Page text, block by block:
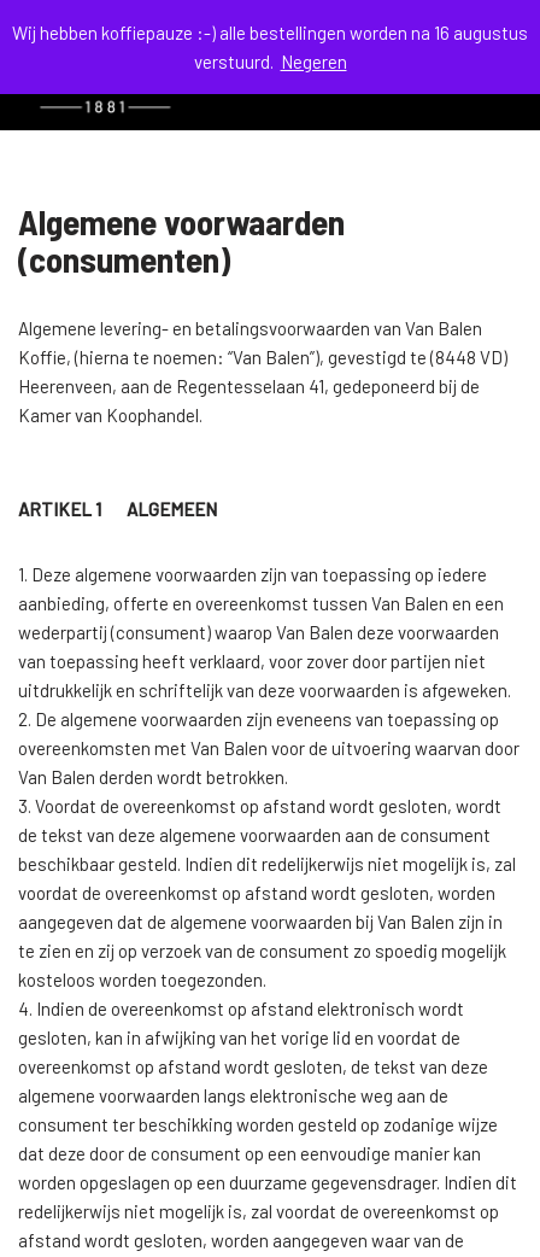
Wij hebben koffiepauze :-) alle bestellingen worden na 16 augustus
verstuurd. Negeren
naar
Algemene voorwaarden
(consumenten)
Algemene levering- en betalingsvoorwaarden van Van Balen
Koffie, (hierna te noemen: “Van Balen”), gevestigd te (8448 VD)
Heerenveen, aan de Regentesselaan 41, gedeponeerd bij de
Kamer van Koophandel.
ARTIKEL 1 ALGEMEEN
1. Deze algemene voorwaarden zijn van toepassing op iedere
aanbieding, offerte en overeenkomst tussen Van Balen en een
wederpartij (consument) waarop Van Balen deze voorwaarden
van toepassing heeft verklaard, voor zover door partijen niet
uitdrukkelijk en schriftelijk van deze voorwaarden is afgeweken.
2. De algemene voorwaarden zijn eveneens van toepassing op
overeenkomsten met Van Balen voor de uitvoering waarvan door
Van Balen derden wordt betrokken.
3. Voordat de overeenkomst op afstand wordt gesloten, wordt
de tekst van deze algemene voorwaarden aan de consument
beschikbaar gesteld. Indien dit redelijkerwijs niet mogelijk is, zal
voordat de overeenkomst op afstand wordt gesloten, worden
aangegeven dat de algemene voorwaarden bij Van Balen zijn in
te zien en zij op verzoek van de consument zo spoedig mogelijk
kosteloos worden toegezonden.
4. Indien de overeenkomst op afstand elektronisch wordt
gesloten, kan in afwijking van het vorige lid en voordat de
overeenkomst op afstand wordt gesloten, de tekst van deze
algemene voorwaarden langs elektronische weg aan de
consument ter beschikking worden gesteld op zodanige wijze
dat deze door de consument op een eenvoudige manier kan
worden opgeslagen op een duurzame gegevensdrager. Indien dit
redelijkerwijs niet mogelijk is, zal voordat de overeenkomst op
afstand wordt gesloten, worden aangegeven waar van de